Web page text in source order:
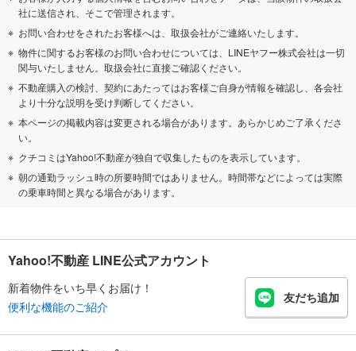
社に送信され、そこで管理されます。
お問い合わせをされたお客様へは、取扱会社がご連絡いたします。
物件に関するお客様のお問い合わせについては、LINEヤフー株式会社は一切
関与いたしません。取扱会社に直接ご確認ください。
不動産購入の検討、契約にあたってはお客様ご自身が情報を確認し、各会社
より十分な説明を受け判断してください。
本ページの掲載内容は変更される場合があります。あらかじめご了承くださ
い。
クチコミはYahoo!不動産が独自で収集したものを表示しています。
朝の通勤ラッシュ時の所要時間ではありません。時間帯などによっては実際
の乗車時間と異なる場合があります。
Yahoo!不動産 LINE公式アカウント
新着物件をいち早くお届け！
便利な機能のご紹介
友だち追加